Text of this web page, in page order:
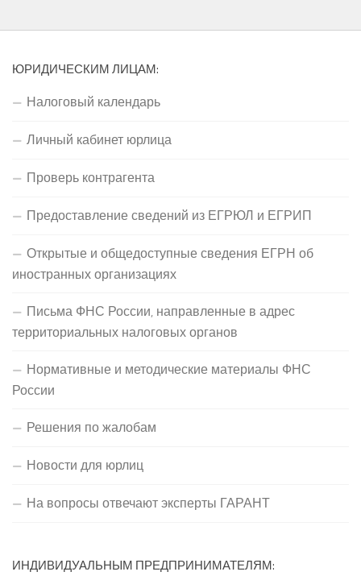
ЮРИДИЧЕСКИМ ЛИЦАМ:
Налоговый календарь
Личный кабинет юрлица
Проверь контрагента
Предоставление сведений из ЕГРЮЛ и ЕГРИП
Открытые и общедоступные сведения ЕГРН об
иностранных организациях
Письма ФНС России, направленные в адрес
территориальных налоговых органов
Нормативные и методические материалы ФНС
России
Решения по жалобам
Новости для юрлиц
На вопросы отвечают эксперты ГАРАНТ
ИНДИВИДУАЛЬНЫМ ПРЕДПРИНИМАТЕЛЯМ: